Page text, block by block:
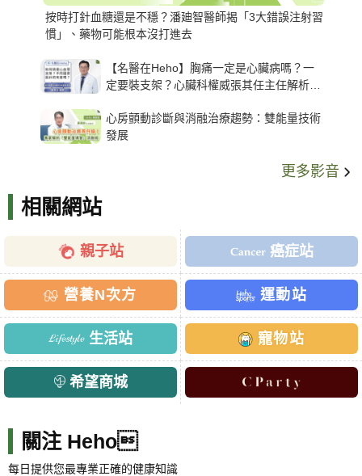
按時打針血糖還是不穩？潘廸智醫師揭「3大錯誤注射習
慣」、藥物可能根本沒打進去
【名醫在Heho】胸痛一定是心臟病嗎？一
定要裝支架？心臟科權威張其任主任解析支
心房顫動診斷與消融治療趨勢：雙能量技術
發展
更多影音
相關網站
親子站 癌症站
營養N次方 運動站
生活站 寵物站
希望商城
關注 Heho
每日提供您最專業正確的健康知識